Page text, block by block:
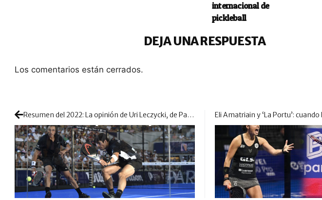
internacional de
pickleball
DEJA UNA RESPUESTA
Los comentarios están cerrados.
Resumen del 2022: La opinión de Uri Leczycki, de Padelnetwork